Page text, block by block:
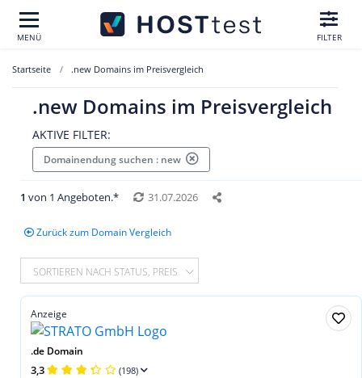
MENÜ FILTER
Startseite .new Domains im Preisvergleich
.new Domains im Preisvergleich
AKTIVE FILTER:
Domainendung suchen : new
1 von 1 Angeboten.* 31.07.2026
Zurück zum Domain Vergleich
SORTIEREN NACH STATUS, PREIS
Anzeige
.de Domain
3,3 (198)